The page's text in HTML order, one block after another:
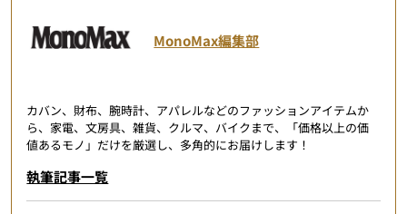
MonoMax編集部
カバン、財布、腕時計、アパレルなどのファッションアイテムか
ら、家電、文房具、雑貨、クルマ、バイクまで、「価格以上の価
値あるモノ」だけを厳選し、多角的にお届けします！
執筆記事一覧